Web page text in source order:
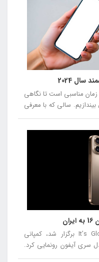
2024
به آخرین روزهای سال 2024، زمان مناسبی است تا نگاهی
سالی که با معرفی
را تحت تأثیر قرار داد. از
سال با رقابت سختی بین
بهترین گوشی‌های سال
تا شماره 1 معرفی خواهیم کرد، تا شما بتوانید با
بهتری داشته باشید.
در تاریخ ۱۹ شهریور مراسم It’s Glowtime برگزار شد، کمپانی
سری آیفون رونمایی کرد.
در این مراسم از آیفون ۱۶، آیفون ۱۶ پلاس، آیفون ۱۶ پرو و آیفون ۱۶